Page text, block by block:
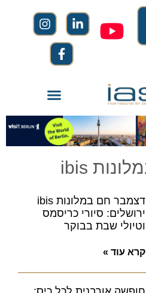
כל הפוסטים במלונות ibis
דצמבר חם במלונות ibis
ירושלים: סיורי כריסמס
וטיולי שבת בבוקר
קרא עוד »